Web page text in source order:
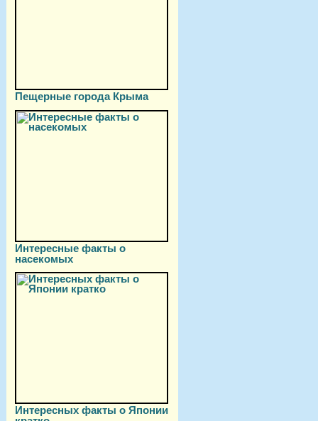
Пещерные города Крыма
Интересные факты о
насекомых
Интересных факты о Японии